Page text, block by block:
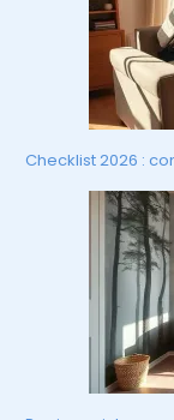
Checklist 2026 :